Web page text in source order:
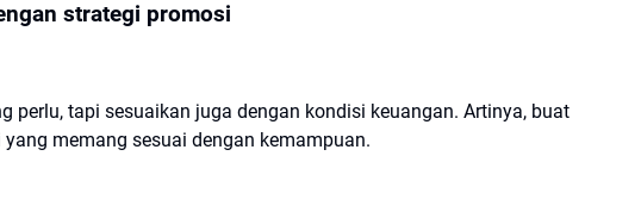
strategi promosi
perlu, tapi sesuaikan juga dengan kondisi keuangan. Artinya, buat
memang sesuai dengan kemampuan.